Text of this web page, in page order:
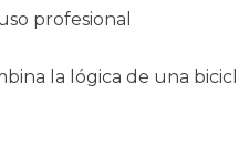
profesional
la lógica de una